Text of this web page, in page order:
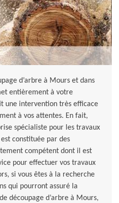
d’arbre à Mours et dans
entièrement à votre
une intervention très efficace
à vos attentes. En fait,
spécialiste pour les travaux
constituée par des
compétent dont il est
pour effectuer vos travaux
si vous êtes à la recherche
qui pourront assuré la
découpage d’arbre à Mours,